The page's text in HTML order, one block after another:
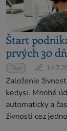
Štart
prvých 30
Tipy
Založenie
kedysi. Mnohé
automaticky a
živnosti cez